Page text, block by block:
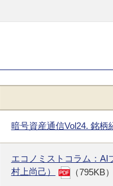
暗号資産通信Vol24. 銘
エコノミストコラム：AI
村上尚己）
（795KB）